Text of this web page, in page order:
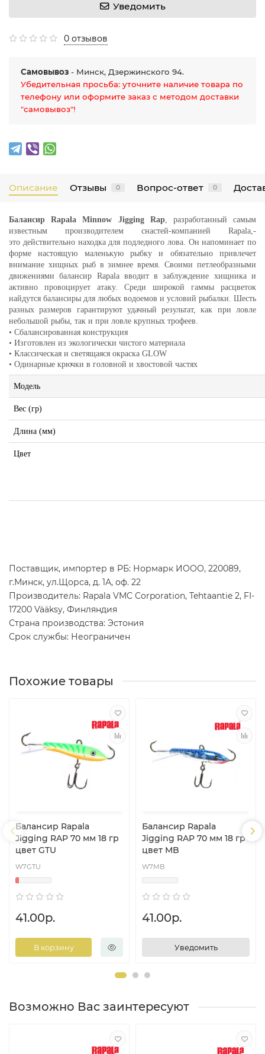
Уведомить
0 отзывов
Самовывоз - Минск, Дзержинского 94.
Убедительная просьба: уточните наличие товара по
телефону или оформите заказ с методом доставки
"самовывоз"!
Описание Отзывы 0 Вопрос-ответ 0
Балансир Rapala Minnow Jigging Rap, разработанный самым
известным производителем снастей-компанией Rapala,-
это действительно находка для подледного лова. Он напоминает по
форме настоящую маленькую рыбку и обязательно привлечет
внимание хищных рыб в зимнее время. Своими петлеобразными
движениями балансир Rapala вводит в заблуждение хищника и
активно провоцирует атаку. Среди широкой гаммы расцветок
найдутся балансиры для любых водоемов и условий рыбалки. Шесть
разных размеров гарантируют удачный результат, как при ловле
небольшой рыбы, так и при ловле крупных трофеев.
• Сбалансированная конструкция
• Изготовлен из экологически чистого материала
• Классическая и светящаяся окраска GLOW
• Одинарные крючки в головной и хвостовой частях
Модель
Вес (гр)
Длина (мм)
Цвет
Поставщик, импортер в РБ: Нормарк ИООО, 220089,
г.Минск, ул.Щорса, д. 1А, оф. 22
Производитель: Rapala VMC Corporation, Tehtaantie 2, FI-
17200 Vääksy, Финляндия
Страна производства: Эстония
Срок службы: Неограничен
Похожие товары
Балансир Rapala
Jigging RAP 70 мм 18 гр
цвет GTU
W7GTU
41.00р.
В корзину
Балансир Rapala
Jigging RAP 70 мм 18 гр
цвет MB
W7MB
41.00р.
Уведомить
Возможно Вас заинтересуют